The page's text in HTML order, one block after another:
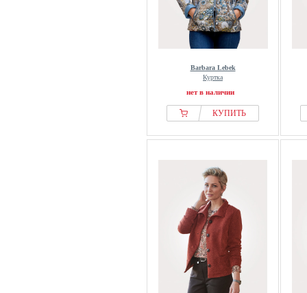
Barbara Lebek
Куртка
нет в наличии
КУПИТЬ